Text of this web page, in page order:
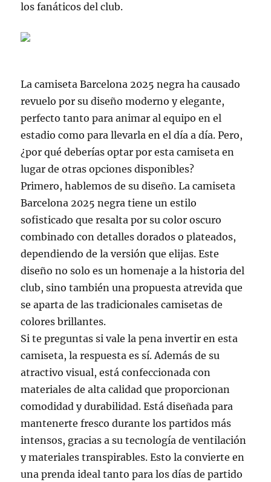
los fanáticos del club.
La camiseta Barcelona 2025 negra ha causado
revuelo por su diseño moderno y elegante,
perfecto tanto para animar al equipo en el
estadio como para llevarla en el día a día. Pero,
¿por qué deberías optar por esta camiseta en
lugar de otras opciones disponibles?
Primero, hablemos de su diseño. La camiseta
Barcelona 2025 negra tiene un estilo
sofisticado que resalta por su color oscuro
combinado con detalles dorados o plateados,
dependiendo de la versión que elijas. Este
diseño no solo es un homenaje a la historia del
club, sino también una propuesta atrevida que
se aparta de las tradicionales camisetas de
colores brillantes.
Si te preguntas si vale la pena invertir en esta
camiseta, la respuesta es sí. Además de su
atractivo visual, está confeccionada con
materiales de alta calidad que proporcionan
comodidad y durabilidad. Está diseñada para
mantenerte fresco durante los partidos más
intensos, gracias a su tecnología de ventilación
y materiales transpirables. Esto la convierte en
una prenda ideal tanto para los días de partido